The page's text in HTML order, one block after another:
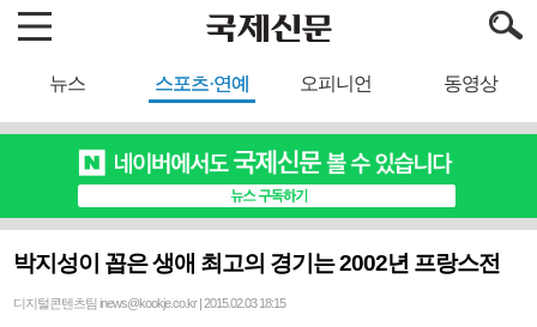
뉴스 스포츠·연예 오피니언 동영상
박지성이 꼽은 생애 최고의 경기는 2002년 프랑스전
디지털콘텐츠팀 inews@kookje.co.kr | 2015.02.03 18:15